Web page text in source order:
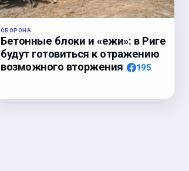
ОБОРОНА
Бетонные блоки и «ежи»: в Риге
будут готовиться к отражению
возможного вторжения
195